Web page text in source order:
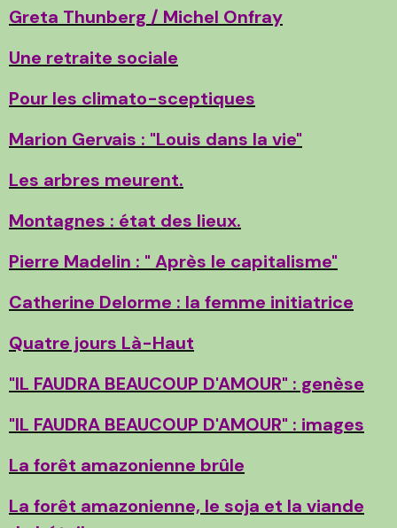
Greta Thunberg / Michel Onfray
Une retraite sociale
Pour les climato-sceptiques
Marion Gervais : "Louis dans la vie"
Les arbres meurent.
Montagnes : état des lieux.
Pierre Madelin : " Après le capitalisme"
Catherine Delorme : la femme initiatrice
Quatre jours Là-Haut
"IL FAUDRA BEAUCOUP D'AMOUR" : genèse
"IL FAUDRA BEAUCOUP D'AMOUR" : images
La forêt amazonienne brûle
La forêt amazonienne, le soja et la viande